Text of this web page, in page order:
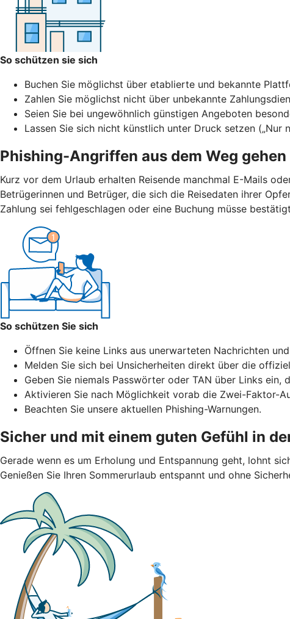
So schützen sie sich
Buchen Sie möglichst über etablierte und bekannte
Zahlen Sie möglichst nicht über unbekannte
Seien Sie bei ungewöhnlich günstigen Angeboten
Lassen Sie sich nicht künstlich unter Druck setzen
Phishing-Angriffen aus dem Weg gehen
Kurz vor dem Urlaub erhalten Reisende manchmal E-Mails
Betrügerinnen und Betrüger, die sich die Reisedaten ihrer
Zahlung sei fehlgeschlagen oder eine Buchung müsse
So schützen Sie sich
Öffnen Sie keine Links aus unerwarteten Nachrichten
Melden Sie sich bei Unsicherheiten direkt über die
Geben Sie niemals Passwörter oder TAN über Links ein,
Aktivieren Sie nach Möglichkeit vorab die Zwei-Faktor-
Beachten Sie unsere aktuellen Phishing-Warnungen.
Sicher und mit einem guten Gefühl in
Gerade wenn es um Erholung und Entspannung geht, lohnt
Genießen Sie Ihren Sommerurlaub entspannt und ohne